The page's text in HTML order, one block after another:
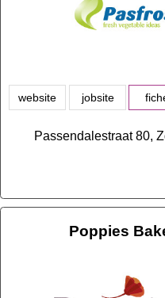
website jobsite
Passendalestraat 80,
Poppies